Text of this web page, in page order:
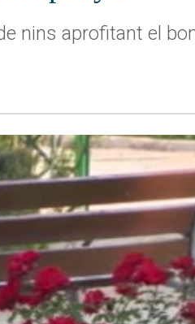
nins aprofitant el